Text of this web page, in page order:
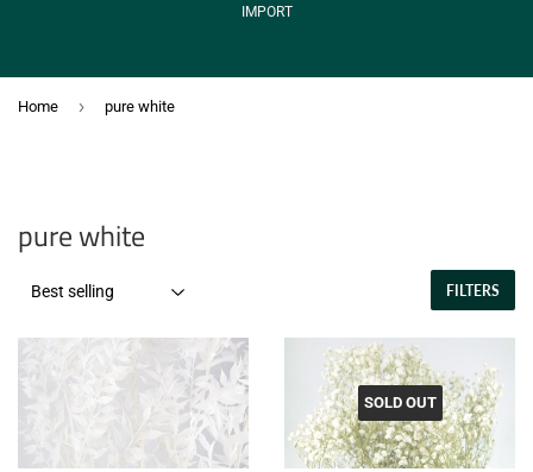
IMPORT
Home › pure white
pure white
FILTERS
SOLD OUT